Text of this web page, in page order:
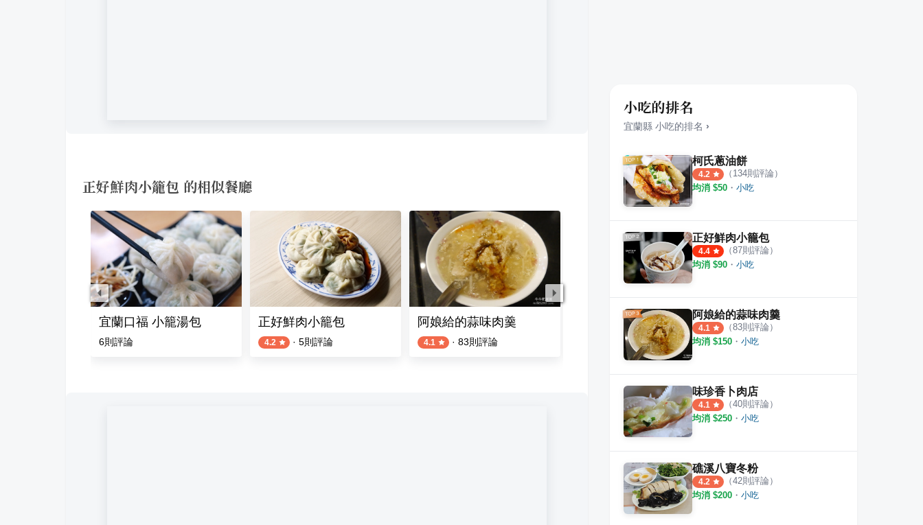
正好鮮肉小籠包 的相似餐廳
宜蘭口福 小籠湯包
6則評論
正好鮮肉小籠包
4.2 · 5則評論
阿娘給的蒜味肉羹
4.1 · 83則評論
真實小籠包
13則評論
原來鮮肉小籠包
5.0
小吃的排名
宜蘭縣 小吃的排名 ›
柯氏蔥油餅
4.2 （ 134則評論）
均消 $50 ・ 小吃
正好鮮肉小籠包
4.4 （87則評論）
均消 $90 ・ 小吃
阿娘給的蒜味肉羹
4.1 （83則評論）
均消 $150 ・ 小吃
味珍香卜肉店
4.1 （40則評論）
均消 $250 ・ 小吃
礁溪八寶冬粉
4.2 （42則評論）
均消 $200 ・ 小吃